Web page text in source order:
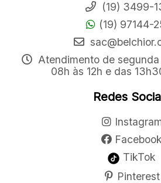
(19) 3499-
(19) 97144-
Atendimento de
08h às 12h e das
Redes
Facebook
TikTok
Pinterest